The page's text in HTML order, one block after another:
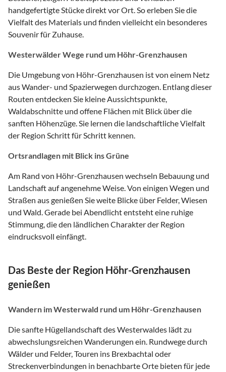
handgefertigte Stücke direkt vor Ort. So erleben Sie die
Vielfalt des Materials und finden vielleicht ein besonderes
Souvenir für Zuhause.
Westerwälder Wege rund um Höhr-Grenzhausen
Die Umgebung von Höhr-Grenzhausen ist von einem Netz
aus Wander- und Spazierwegen durchzogen. Entlang dieser
Routen entdecken Sie kleine Aussichtspunkte,
Waldabschnitte und offene Flächen mit Blick über die
sanften Höhenzüge. Sie lernen die landschaftliche Vielfalt
der Region Schritt für Schritt kennen.
Ortsrandlagen mit Blick ins Grüne
Am Rand von Höhr-Grenzhausen wechseln Bebauung und
Landschaft auf angenehme Weise. Von einigen Wegen und
Straßen aus genießen Sie weite Blicke über Felder, Wiesen
und Wald. Gerade bei Abendlicht entsteht eine ruhige
Stimmung, die den ländlichen Charakter der Region
eindrucksvoll einfängt.
Das Beste der Region Höhr-Grenzhausen
genießen
Wandern im Westerwald rund um Höhr-Grenzhausen
Die sanfte Hügellandschaft des Westerwaldes lädt zu
abwechslungsreichen Wanderungen ein. Rundwege durch
Wälder und Felder, Touren ins Brexbachtal oder
Streckenverbindungen in benachbarte Orte bieten für jede